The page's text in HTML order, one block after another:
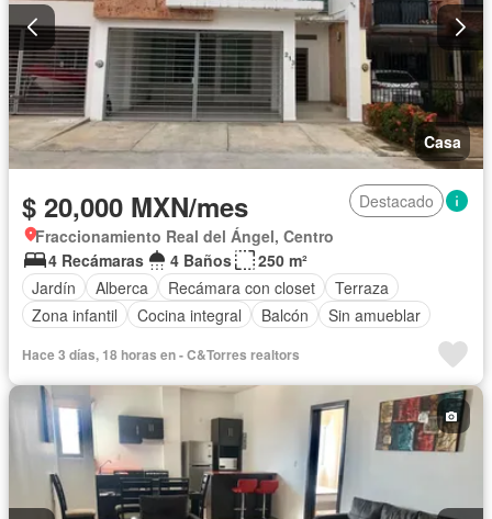
Casa
$ 20,000 MXN/mes
Destacado
Fraccionamiento Real del Ángel, Centro
4 Recámaras
4 Baños
250 m²
Jardín
Alberca Recámara con closet
Terraza
Zona infantil
Cocina integral Balcón Sin amueblar
Hace 3 días, 18 horas en - C&Torres realtors